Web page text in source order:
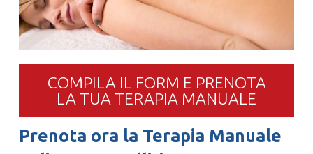
COMPILA IL FORM E PRENOTA
LA TUA TERAPIA MANUALE
Prenota ora la Terapia Manuale